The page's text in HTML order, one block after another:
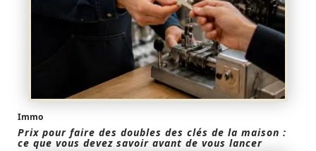
Immo
Prix pour faire des doubles des clés de la maison :
ce que vous devez savoir avant de vous lancer